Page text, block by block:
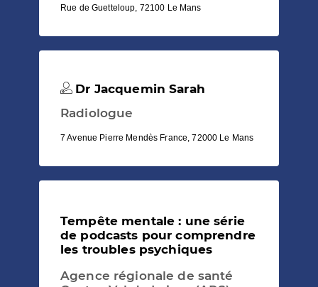
Rue de Guetteloup, 72100 Le Mans
Dr Jacquemin Sarah
Radiologue
7 Avenue Pierre Mendès France, 72000 Le Mans
Tempête mentale : une série
de podcasts pour comprendre
les troubles psychiques
Agence régionale de santé